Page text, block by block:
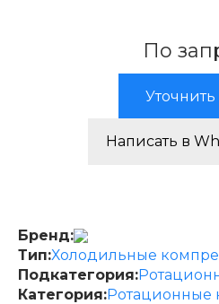
По
Написать в
Бренд:
Тип:Холодильные
Подкатегория:
Категория:Ротационные